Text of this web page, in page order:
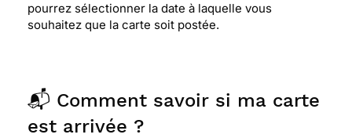
pourrez sélectionner la date à laquelle vous
souhaitez que la carte soit postée.
📬 Comment savoir si ma carte
est arrivée ?